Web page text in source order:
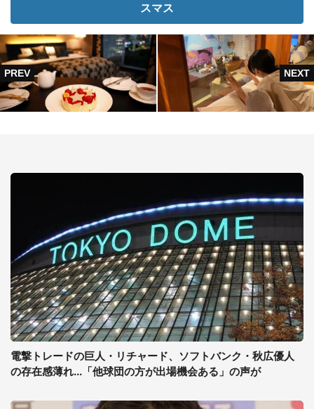
スマス
電撃トレードの巨人・リチャード、ソフトバンク・秋広優人
の存在感薄れ...「他球団の方が出場機会ある」の声が